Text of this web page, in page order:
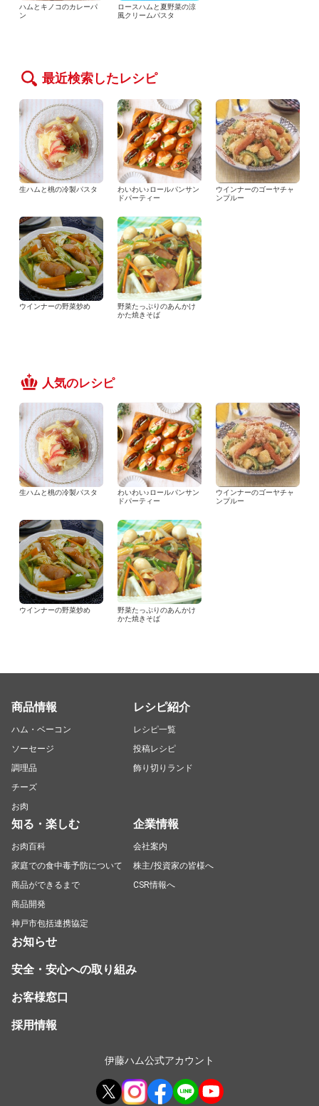
ハムとキノコのカレーパ
ン
ロースハムと夏野菜の涼
風クリームパスタ
最近検索したレシピ
生ハムと桃の冷製パスタ
わいわい♪ロールパンサン
ドパーティー
ウインナーのゴーヤチャ
ンプルー
ウインナーの野菜炒め
野菜たっぷりのあんかけ
かた焼きそば
人気のレシピ
生ハムと桃の冷製パスタ
わいわい♪ロールパンサン
ドパーティー
ウインナーのゴーヤチャ
ンプルー
ウインナーの野菜炒め
野菜たっぷりのあんかけ
かた焼きそば
商品情報
ハム・ベーコン
ソーセージ
調理品
チーズ
お肉
レシピ紹介
レシピ一覧
投稿レシピ
飾り切りランド
知る・楽しむ
お肉百科
家庭での食中毒予防について
商品ができるまで
商品開発
神戸市包括連携協定
企業情報
会社案内
株主/投資家の皆様へ
CSR情報へ
お知らせ
安全・安心への取り組み
お客様窓口
採用情報
伊藤ハム公式アカウント